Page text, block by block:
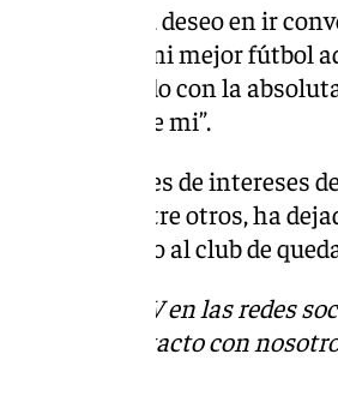
mostrado su deseo en ir
intentar dejar mi mejor fútbol
ir seleccionado con la
de mi”.
de los rumores de intereses
de Milán entre otros, ha
el deseo al club de
de 101TV en las redes
en contacto con